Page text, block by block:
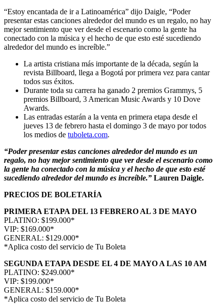
“Estoy encantada de ir a Latinoamérica” dijo Daigle, “Poder
presentar estas canciones alrededor del mundo es un regalo, no hay
mejor sentimiento que ver desde el escenario como la gente ha
conectado con la música y el hecho de que esto esté sucediendo
alrededor del mundo es increíble.”
La artista cristiana más importante de la década, según la
revista Billboard, llega a Bogotá por primera vez para cantar
todos sus éxitos.
Durante toda su carrera ha ganado 2 premios Grammys, 5
premios Billboard, 3 American Music Awards y 10 Dove
Awards.
Las entradas estarán a la venta en primera etapa desde el
jueves 13 de febrero hasta el domingo 3 de mayo por todos
los medios de tuboleta.com.
“Poder presentar estas canciones alrededor del mundo es un
regalo, no hay mejor sentimiento que ver desde el escenario como
la gente ha conectado con la música y el hecho de que esto esté
sucediendo alrededor del mundo es increíble.” Lauren Daigle.
PRECIOS DE BOLETARÍA
PRIMERA ETAPA DEL 13 FEBRERO AL 3 DE MAYO
PLATINO: $199.000*
VIP: $169.000*
GENERAL: $129.000*
*Aplica costo del servicio de Tu Boleta
SEGUNDA ETAPA DESDE EL 4 DE MAYO A LAS 10 AM
PLATINO: $249.000*
VIP: $199.000*
GENERAL: $159.000*
*Aplica costo del servicio de Tu Boleta